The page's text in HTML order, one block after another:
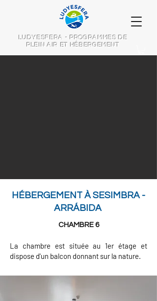
LUDYESFERA - PROGRAMMES DE
PLEIN AIR ET HÉBERGEMENT
HÉBERGEMENT À SESIMBRA -
ARRÁBIDA
CHAMBRE 6
La chambre est située au 1er étage et
dispose d'un balcon donnant sur la nature.